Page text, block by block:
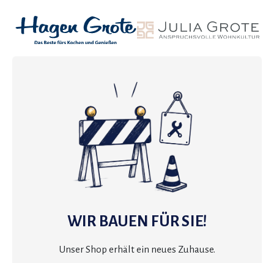
WIR BAUEN FÜR SIE!
Unser Shop erhält ein neues Zuhause.